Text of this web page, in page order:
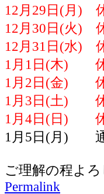
12月29日(月)
12月30日(火)
12月31日(水)
1月1日(木)
1月2日(金)
1月3日(土)
1月4日(日)
1月5日(月)
ご理解の程よ
Permalink